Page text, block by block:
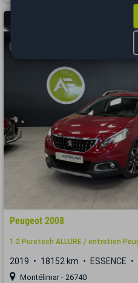
Peugeot 2008
1.2 Puretech ALLURE / entretien
2019 18152 km ESSENCE
Montélimar - 26740